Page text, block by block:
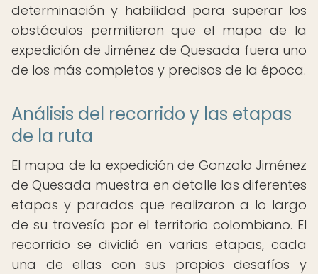
determinación y habilidad para superar los
obstáculos permitieron que el mapa de la
expedición de Jiménez de Quesada fuera uno
de los más completos y precisos de la época.
Análisis del recorrido y las etapas
de la ruta
El mapa de la expedición de Gonzalo Jiménez
de Quesada muestra en detalle las diferentes
etapas y paradas que realizaron a lo largo
de su travesía por el territorio colombiano. El
recorrido se dividió en varias etapas, cada
una de ellas con sus propios desafíos y